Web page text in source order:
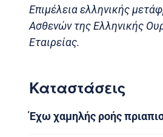
Επιμέλεια ελληνικής
Ασθενών της Ελληνικής
Εταιρείας.
Καταστάσεις
Έχω χαμηλής ροής